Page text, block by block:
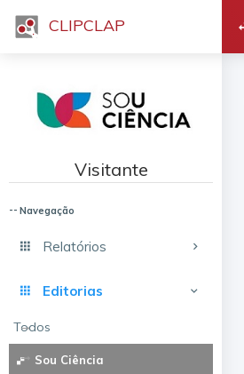
CLIPCLAP
Visitante
Navegação
Relatórios
Editorias
Todos
Sou Ciência